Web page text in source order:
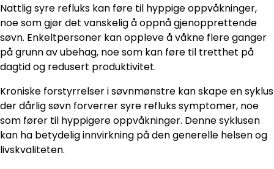
Nattlig syre refluks kan føre til hyppige oppvåkninger,
noe som gjør det vanskelig å oppnå gjenopprettende
søvn. Enkeltpersoner kan oppleve å våkne flere ganger
på grunn av ubehag, noe som kan føre til tretthet på
dagtid og redusert produktivitet.
Kroniske forstyrrelser i søvnmønstre kan skape en syklus
der dårlig søvn forverrer syre refluks symptomer, noe
som fører til hyppigere oppvåkninger. Denne syklusen
kan ha betydelig innvirkning på den generelle helsen og
livskvaliteten.